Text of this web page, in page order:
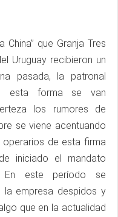
que Granja Tres
Uruguay recibieron un
pasada, la patronal
esta forma se van
los rumores de
se viene acentuando
de esta firma
iniciado el mandato
En este período se
la empresa despidos y
que en la actualidad